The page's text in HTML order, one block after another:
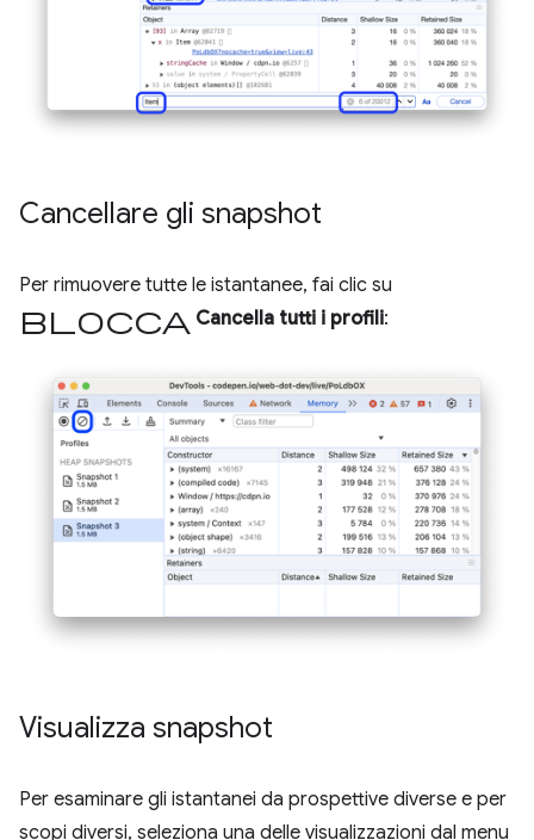
Cancellare gli snapshot
Per rimuovere tutte le istantanee, fai clic su
blocca Cancella tutti i profili:
Visualizza snapshot
Per esaminare gli istantanei da prospettive diverse e per
scopi diversi, seleziona una delle visualizzazioni dal menu